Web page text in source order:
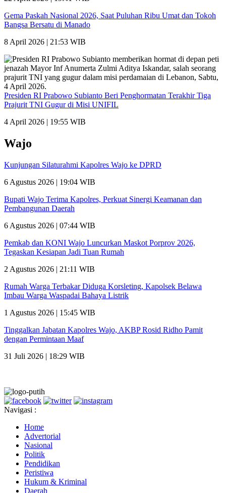
Gema Paskah Nasional 2026, Saat Puluhan Ribu Umat dan Tokoh
Bangsa Bersatu di Manado
8 April 2026 | 21:53 WIB
Presiden RI Prabowo Subianto Beri Penghormatan Terakhir Tiga
Prajurit TNI Gugur di Misi UNIFIL
4 April 2026 | 19:55 WIB
Wajo
Kunjungan Silaturahmi Kapolres Wajo ke DPRD
6 Agustus 2026 | 19:04 WIB
Bupati Wajo Terima Kapolres, Perkuat Sinergi Keamanan dan
Pembangunan Daerah
6 Agustus 2026 | 07:44 WIB
Pemkab dan KONI Wajo Luncurkan Maskot Porprov 2026,
Tegaskan Kesiapan Jadi Tuan Rumah
2 Agustus 2026 | 21:11 WIB
Rumah Warga Terbakar Diduga Korsleting, Kapolsek Belawa
Imbau Warga Waspadai Bahaya Listrik
1 Agustus 2026 | 15:45 WIB
Tinggalkan Jabatan Kapolres Wajo, AKBP Rosid Ridho Pamit
dengan Permintaan Maaf
31 Juli 2026 | 18:29 WIB
Navigasi :
Home
Advertorial
Nasional
Politik
Pendidikan
Peristiwa
Hukum & Kriminal
Daerah